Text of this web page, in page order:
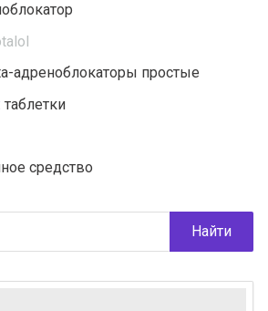
адреноблокаторы простые
таблетки
средство
Найти